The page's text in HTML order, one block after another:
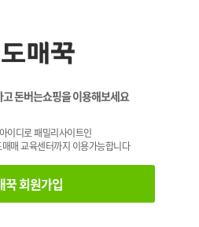
돈버는쇼핑을 이용해보세요
이디로 패밀리사이트인
매 교육센터까지 이용가능합니다
꾹 회원가입